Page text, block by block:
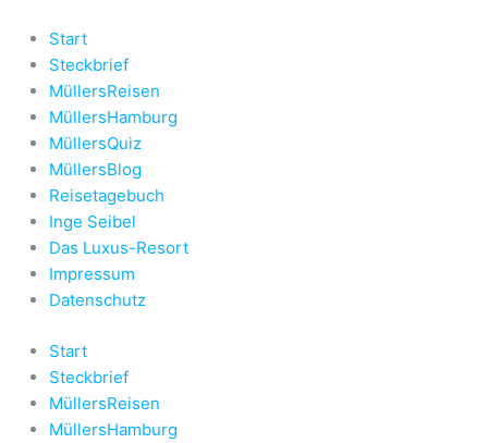
Inhalt
springen
Start
Steckbrief
MüllersReisen
MüllersHamburg
MüllersQuiz
MüllersBlog
Reisetagebuch
Inge Seibel
Das Luxus-Resort
Impressum
Datenschutz
Start
Steckbrief
MüllersReisen
MüllersHamburg